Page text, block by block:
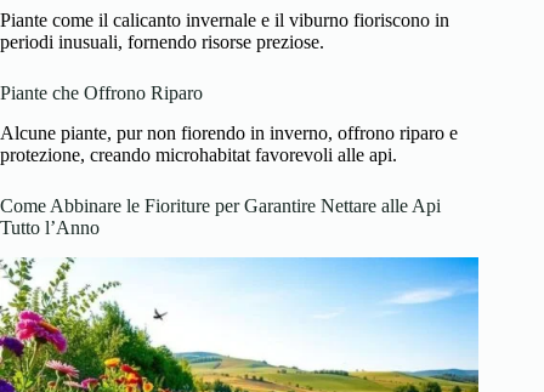
Piante come il calicanto invernale e il viburno fioriscono in
periodi inusuali, fornendo risorse preziose.
Piante che Offrono Riparo
Alcune piante, pur non fiorendo in inverno, offrono riparo e
protezione, creando microhabitat favorevoli alle api.
Come Abbinare le Fioriture per Garantire Nettare alle Api
Tutto l’Anno